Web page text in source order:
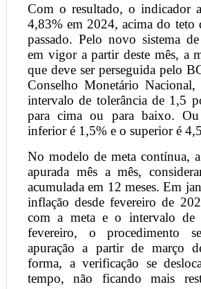
Com o resultado, o indicador
4,83% em 2024, acima do teto
passado. Pelo novo sistema
em vigor a partir deste mês, a
que deve ser perseguida pelo
Conselho Monetário
intervalo de tolerância de 1,5
para cima ou para baixo.
inferior é 1,5% e o superior é
No modelo de meta contínua, a
apurada mês a mês,
acumulada em 12 meses. Em
inflação desde fevereiro de
com a meta e o intervalo de
fevereiro, o procedimento
apuração a partir de março
forma, a verificação se
tempo, não ficando mais